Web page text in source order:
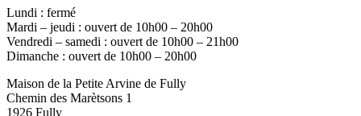
Lundi : fermé
Mardi – jeudi : ouvert de 10h00 – 20h00
Vendredi – samedi : ouvert de 10h00 – 21h00
Dimanche : ouvert de 10h00 – 20h00
Maison de la Petite Arvine de Fully
Chemin des Marètsons 1
1926 Fully